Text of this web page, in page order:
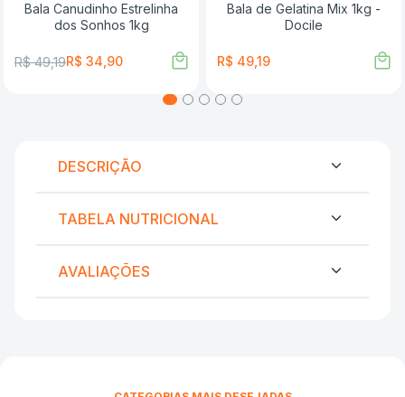
Bala Canudinho Estrelinha
dos Sonhos 1kg
R$ 49,19R$ 34 90
Bala de Gelatina Mix 1kg -
Docile
R$ 4919
DESCRIÇÃO
TABELA NUTRICIONAL
AVALIAÇÕES